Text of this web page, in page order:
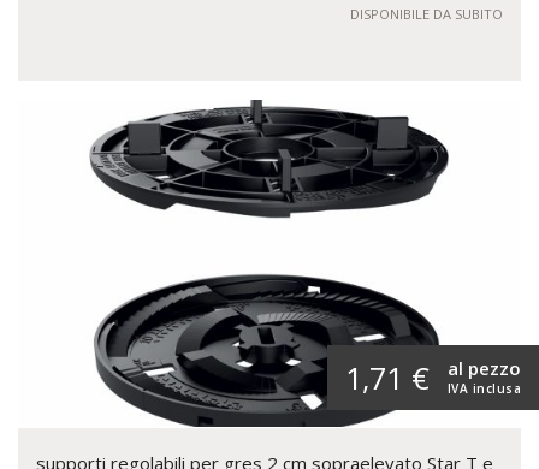
DISPONIBILE DA SUBITO
1,71 € IVA inclusa
al pezzo
supporti regolabili per gres 2 cm sopraelevato Star T e